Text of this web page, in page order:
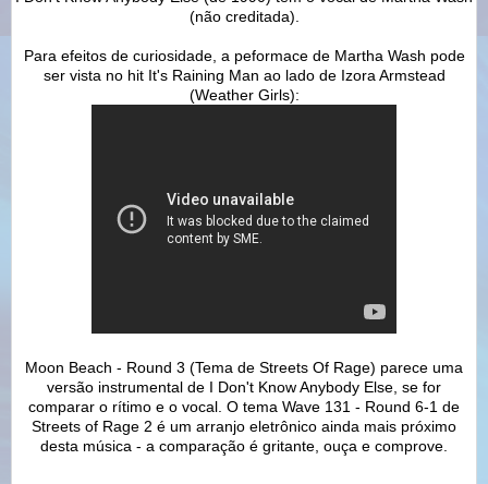
(não creditada).
Para efeitos de curiosidade, a peformace de Martha Wash pode
ser vista no hit It's Raining Man ao lado de Izora Armstead
(Weather Girls):
Moon Beach - Round 3 (Tema de Streets Of Rage) parece uma
versão instrumental de I Don't Know Anybody Else, se for
comparar o rítimo e o vocal. O tema Wave 131 - Round 6-1 de
Streets of Rage 2 é um arranjo eletrônico ainda mais próximo
desta música - a comparação é gritante, ouça e comprove.